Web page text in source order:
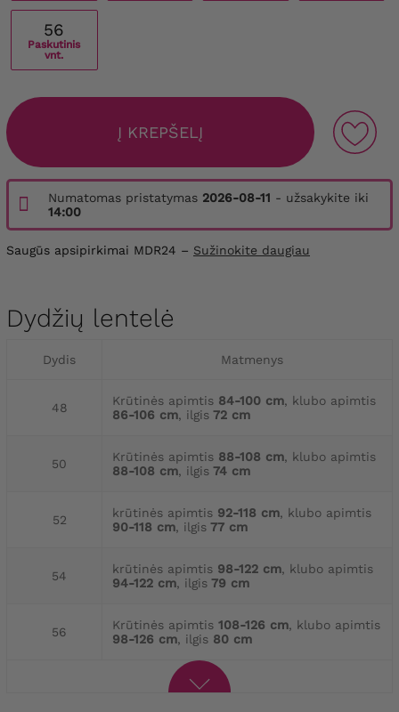
56
Paskutinis
vnt.
Į KREPŠELĮ
Numatomas pristatymas 2026-08-11 - užsakykite iki
14:00
Saugūs apsipirkimai MDR24 – Sužinokite daugiau
Dydžių lentelė
Dydis Matmenys
48 Krūtinės apimtis 84-100 cm, klubo apimtis
86-106 cm, ilgis 72 cm
50 Krūtinės apimtis 88-108 cm, klubo apimtis
88-108 cm, ilgis 74 cm
52 krūtinės apimtis 92-118 cm, klubo apimtis
90-118 cm, ilgis 77 cm
54 krūtinės apimtis 98-122 cm, klubo apimtis
94-122 cm, ilgis 79 cm
56 Krūtinės apimtis 108-126 cm, klubo apimtis
98-126 cm, ilgis 80 cm